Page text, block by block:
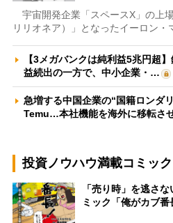
宇宙開発企業「スペースX」の上
リリオネア）」となったイーロン・
【3メガバンクは純利益5兆円超
益続出の一方で、中小企業・…
急増する中国企業の“国籍ロンダ
Temu…本社機能を海外に移転さ
投資ノウハウ満載コミッ
「売り時」を逃さ
ミック「俺がカブ番